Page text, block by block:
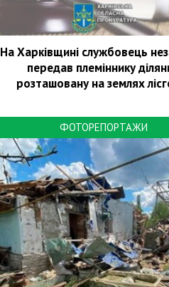
На Харківщині службовець
передав племіннику
розташовану на землях
ФОТОРЕПОРТАЖИ